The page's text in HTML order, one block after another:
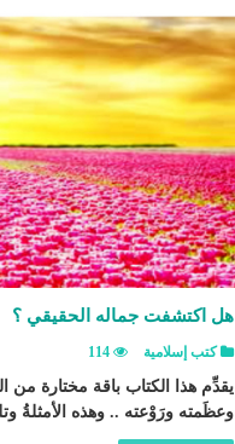
هل اكتشفت جماله الحقيقي ؟
كتب إسلامية 114
يقدِّم هذا الكتاب باقة مختارة من
وعظَمته ورَوْعته .. وهذه الأمثلةُ